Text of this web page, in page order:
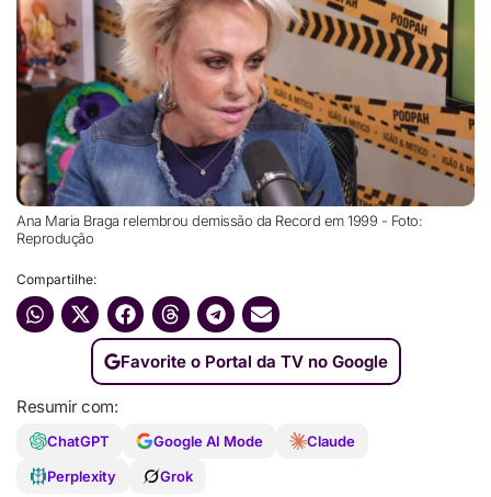
Ana Maria Braga relembrou demissão da Record em 1999 - Foto:
Reprodução
Compartilhe:
Favorite o Portal da TV no Google
Resumir com:
ChatGPT Google AI Mode
Claude
Perplexity
Grok